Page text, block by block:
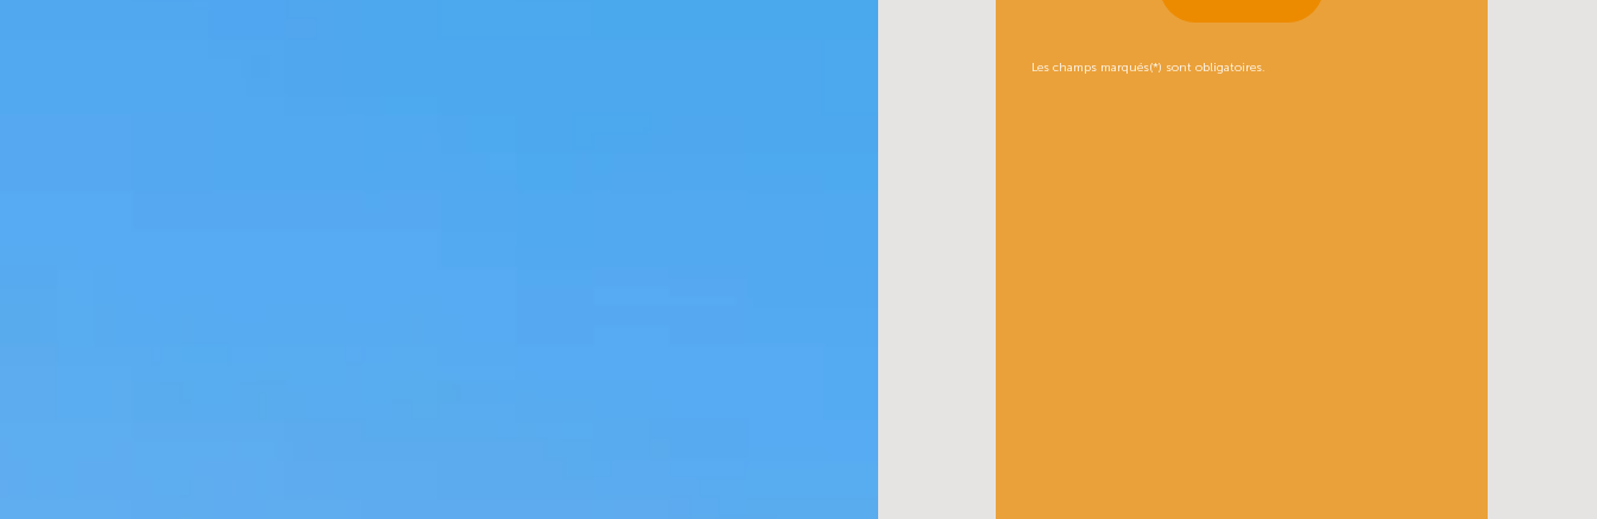
Les champs marqués(*) sont obligatoires.